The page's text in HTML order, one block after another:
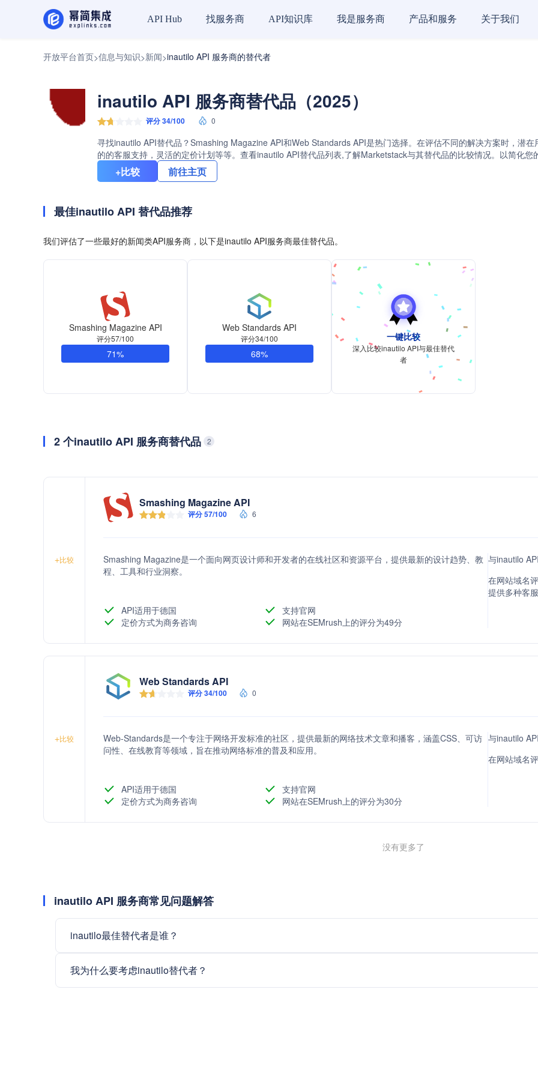
API Hub 找服务商 API知识库 我是服务商 产品和服务 关于我们
开放平台首页>信息与知识>新闻>inautilo API 服务商的替代者
inautilo API 服务商替代品（2025）
评分 34/100 0
寻找inautilo API替代品？Smashing Magazine API和Web Standards API是热门选择。在评估不同的解决方案时，潜
的的客服支持，灵活的定价计划等等。查看inautilo API替代品列表,了解Marketstack与其替代品的比较情况。以简化
+比较 前往主页
最佳inautilo API 替代品推荐
我们评估了一些最好的新闻类API服务商，以下是inautilo API服务商最佳替代品。
Smashing Magazine API
评分57/100
71%
Web Standards API
评分34/100
68%
一键比较
深入比较inautilo API与最佳替代
者
2 个inautilo API 服务商替代品 2
+比较
Smashing Magazine API
评分 57/100 6
Smashing Magazine是一个面向网页设计师和开发者的在线社区和资源平台，提供最新的设计趋势、教
程、工具和行业洞察。
API适用于德国
支持官网
定价方式为商务咨询
网站在SEMrush上的评分为49分
与inautilo
在网站域名
提供多种客
+比较
Web Standards API
评分 34/100 0
Web-Standards是一个专注于网络开发标准的社区，提供最新的网络技术文章和播客，涵盖CSS、可访
问性、在线教育等领域，旨在推动网络标准的普及和应用。
API适用于德国
支持官网
定价方式为商务咨询
网站在SEMrush上的评分为30分
与inautilo
在网站域名
没有更多了
inautilo API 服务商常见问题解答
inautilo最佳替代者是谁？
我为什么要考虑inautilo替代者？